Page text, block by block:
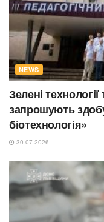
NEWS
Зелені
запрошують
біотехнологія»
30.07.2026